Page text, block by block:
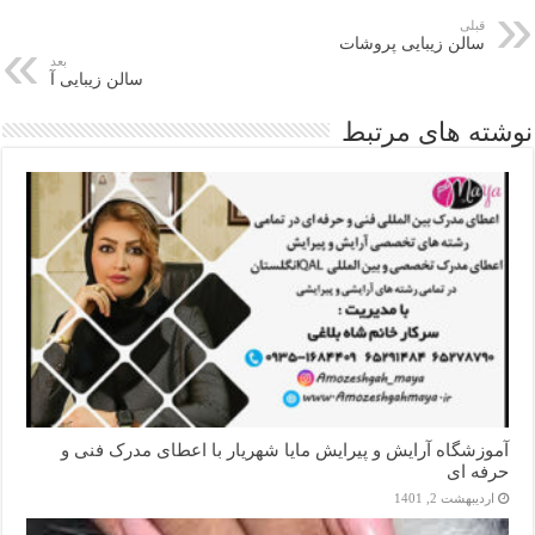
قبلی
سالن زیبایی پروشات
بعد
سالن زیبایی آ
نوشته های مرتبط
آموزشگاه آرایش و پیرایش مایا شهریار با اعطای مدرک فنی و
حرفه ای
اردیبهشت 2, 1401